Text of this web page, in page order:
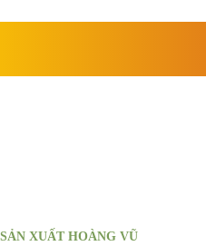
XUẤT HOÀNG VŨ